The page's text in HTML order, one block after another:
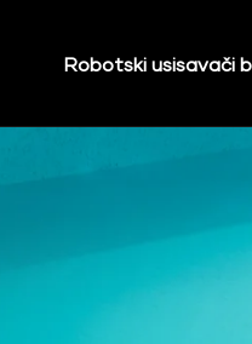
Robotski usisavači